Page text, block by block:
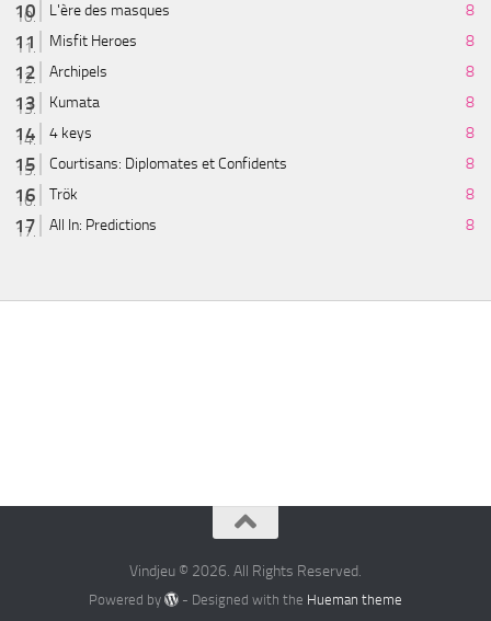
L'ère des masques
8
Misfit Heroes
8
Archipels
8
Kumata
8
4 keys
8
Courtisans: Diplomates et Confidents
8
Trök
8
All In: Predictions
8
Vindjeu © 2026. All Rights Reserved.
Powered by - Designed with the Hueman theme